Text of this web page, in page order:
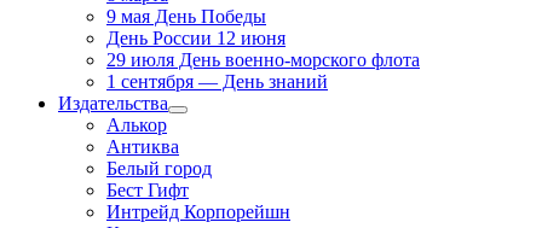
9 мая День Победы
День России 12 июня
29 июля День военно-морского флота
1 сентября — День знаний
Издательства
Алькор
Антиква
Белый город
Бест Гифт
Интрейд Корпорейшн